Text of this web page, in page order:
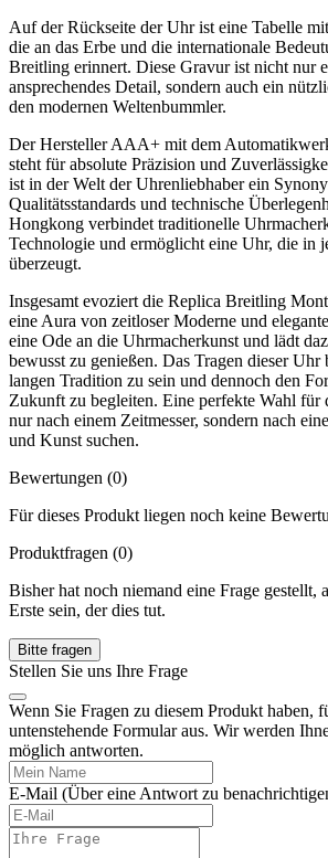
Auf der Rückseite der Uhr ist eine Tabelle
die an das Erbe und die internationale
Breitling erinnert. Diese Gravur ist nicht nur
ansprechendes Detail, sondern auch ein
den modernen Weltenbummler.
Der Hersteller AAA+ mit dem
steht für absolute Präzision und
ist in der Welt der Uhrenliebhaber ein
Qualitätsstandards und technische
Hongkong verbindet traditionelle
Technologie und ermöglicht eine Uhr, die in
überzeugt.
Insgesamt evoziert die Replica Breitling
eine Aura von zeitloser Moderne und
eine Ode an die Uhrmacherkunst und lädt
bewusst zu genießen. Das Tragen dieser Uhr
langen Tradition zu sein und dennoch den
Zukunft zu begleiten. Eine perfekte Wahl für
nur nach einem Zeitmesser, sondern nach
und Kunst suchen.
Bewertungen (0)
Für dieses Produkt liegen noch keine
Produktfragen (0)
Bisher hat noch niemand eine Frage gestellt,
Erste sein, der dies tut.
Bitte fragen
Stellen Sie uns Ihre Frage
Wenn Sie Fragen zu diesem Produkt haben,
untenstehende Formular aus. Wir werden
möglich antworten.
E-Mail (Über eine Antwort zu